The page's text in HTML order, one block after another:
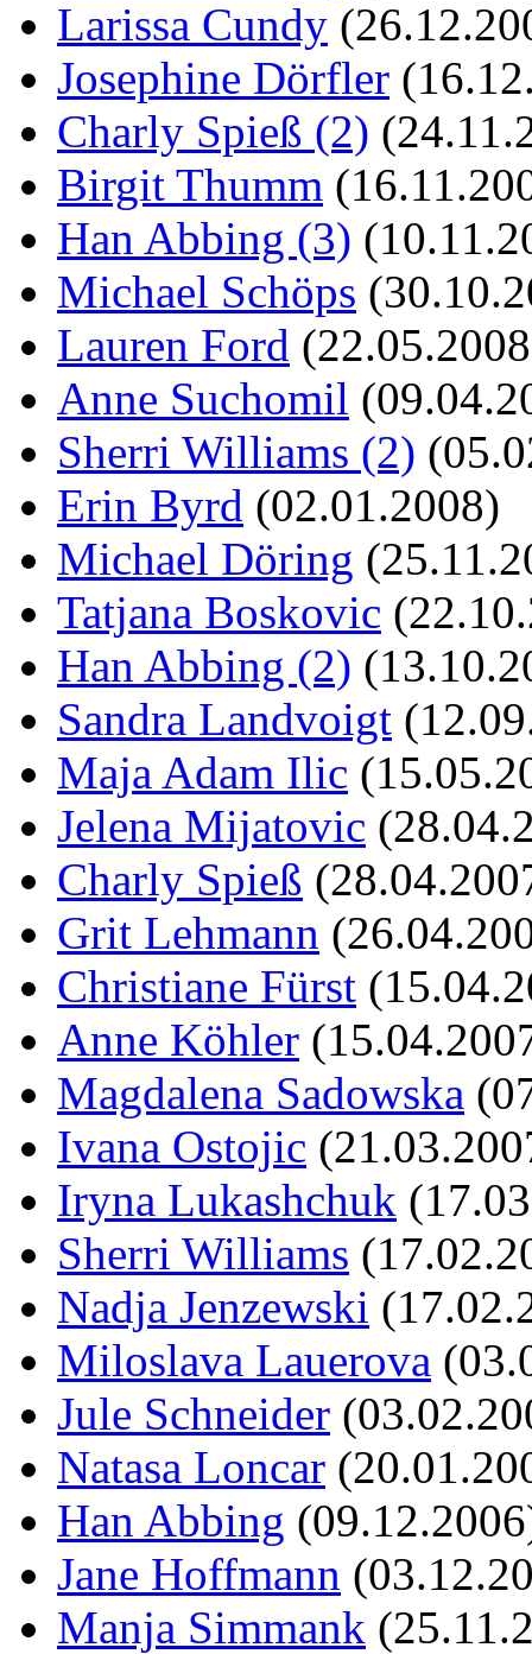
Larissa Cundy
Josephine Dörfler
Charly Spieß (2)
Birgit Thumm
Han Abbing (3)
Michael Schöps
Lauren Ford
Anne Suchomil
Sherri Williams (2)
Erin Byrd (02.01.2008)
Michael Döring
Tatjana Boskovic
Han Abbing (2)
Sandra Landvoigt
Maja Adam Ilic
Jelena Mijatovic
Charly Spieß
Grit Lehmann
Christiane Fürst
Anne Köhler
Magdalena Sadowska
Ivana Ostojic
Iryna Lukashchuk
Sherri Williams
Nadja Jenzewski
Miloslava Lauerova
Jule Schneider
Natasa Loncar
Han Abbing
Jane Hoffmann
Manja Simmank